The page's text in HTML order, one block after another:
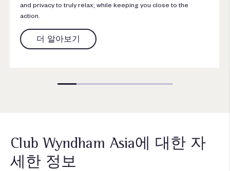
and privacy to truly relax; while keeping you close to the
action.
더 알아보기
Club Wyndham Asia에 대한 자
세한 정보